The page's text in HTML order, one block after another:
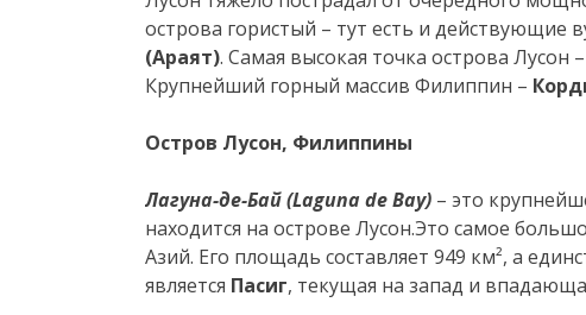
острова гористый – тут есть и действующие
(Араят). Самая высокая точка острова Лусон
Крупнейший горный массив Филиппин –
Остров Лусон, Филиппины
Лагуна-де-Бай (Laguna de Bay) – это
находится на острове Лусон.Это самое
Азий. Его площадь составляет 949 км², а
является Пасиг, текущая на запад и